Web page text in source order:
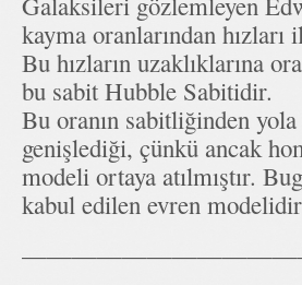
kayma oranlarından hızları
Bu hızların uzaklıklarına
bu sabit Hubble Sabitidir.
Bu oranın sabitliğinden
genişlediği, çünkü ancak
modeli ortaya atılmıştır.
kabul edilen evren